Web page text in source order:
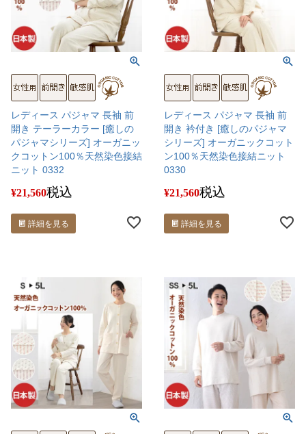
レディース パジャマ 長袖 前
開き テーラーカラー [癒しの
パジャマシリーズ] オーガニッ
クコットン100％天然染色接結
ニット 0332
¥21,560税込
詳細を見る
レディース パジャマ 長袖 前
開き 衿付き [癒しのパジャマ
シリーズ] オーガニックコット
ン100％天然染色接結ニット
0330
¥21,560税込
詳細を見る